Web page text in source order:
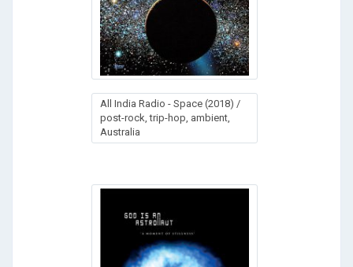
Аll Indiа Rаdiо - Sрасе (2018) /
post-rock, trip-hop, ambient,
Australia